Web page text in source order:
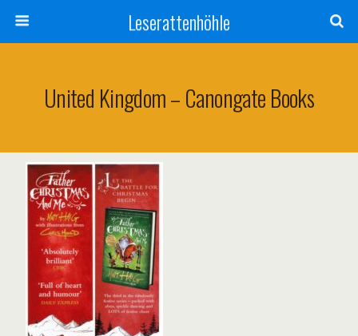
Leserattenhöhle
United Kingdom – Canongate Books